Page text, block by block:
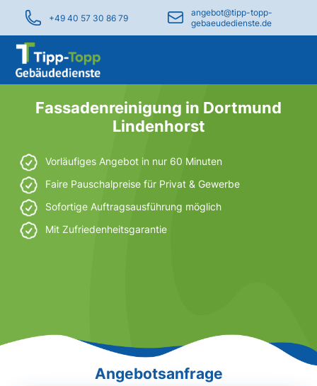
+49 40 57 30 86 79
angebot@tipp-topp-
gebaeudedienste.de
Fassadenreinigung in Dortmund
Lindenhorst
Vorläufiges Angebot in nur 60 Minuten
Faire Pauschalpreise für Privat & Gewerbe
Sofortige Auftragsausführung möglich
Mit Zufriedenheitsgarantie